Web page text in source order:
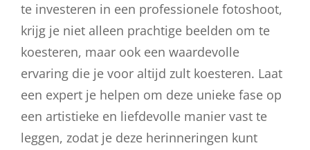
te investeren in een professionele fotoshoot,
krijg je niet alleen prachtige beelden om te
koesteren, maar ook een waardevolle
ervaring die je voor altijd zult koesteren. Laat
een expert je helpen om deze unieke fase op
een artistieke en liefdevolle manier vast te
leggen, zodat je deze herinneringen kunt